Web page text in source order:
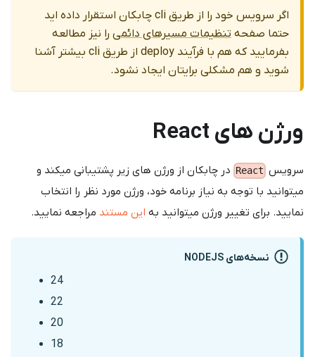
اگر سرویس خود را از طریق cli چابکان استقرار داده اید
حتما صفحه تنظیمات مسیرهای دائمی را نیز مطالعه
بفرمایید که هم با فرآیند deploy از طریق cli بیشتر آشنا
شوید و هم مشکلی برایتان ایجاد نشود.
ورژن های React
سرویس React در چابکان از ورژن های زیر پشتیبانی میکند و
میتوانید با توجه به نیاز برنامه خود، ورژن مورد نظر را انتخاب
نمایید. برای تغییر ورژن میتوانید به این مستند مراجعه نمایید.
نسخه‌های NODEJS
24
22
20
18